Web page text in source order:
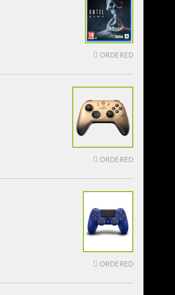
ORDERED
ORDERED
ORDERED